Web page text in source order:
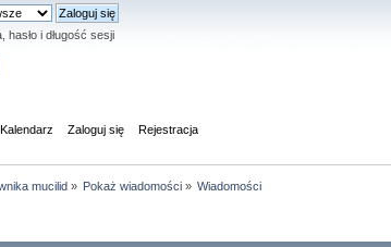
i długość sesji
Kalendarz Zaloguj się Rejestracja
mucilid» Pokaż wiadomości» Wiadomości